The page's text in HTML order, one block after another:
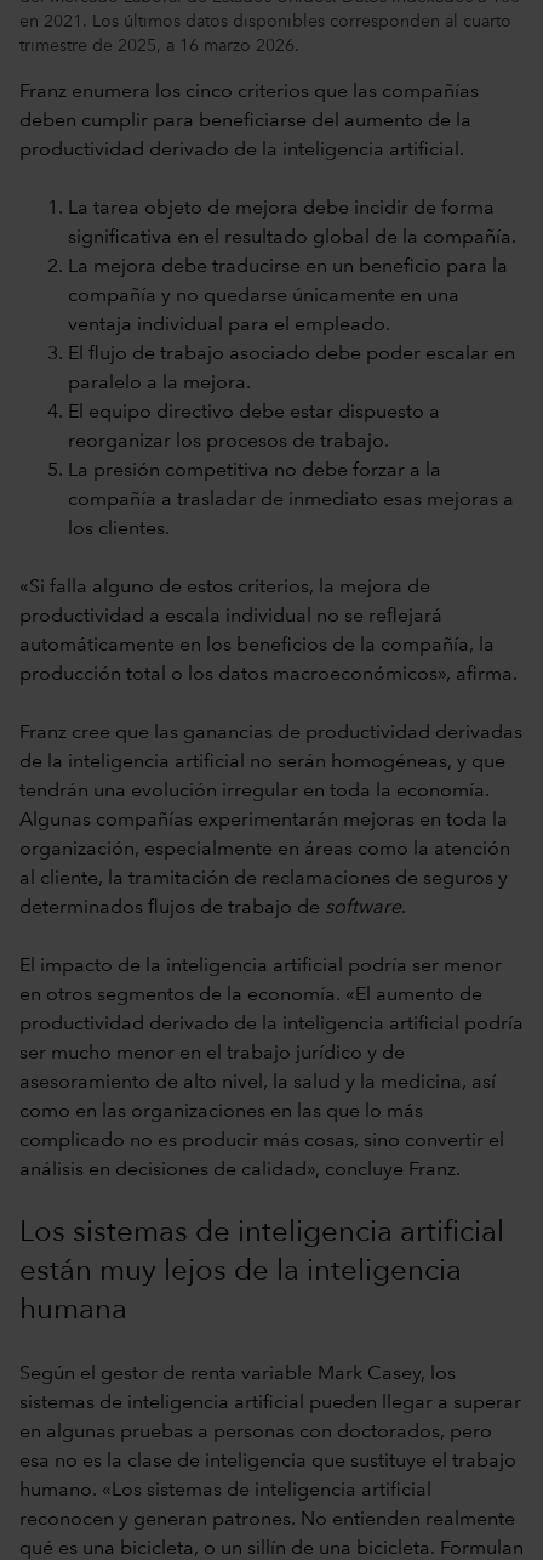
en 2021. Los últimos datos disponibles corresponden al cuarto
trimestre de 2025, a 16 marzo 2026.
Franz enumera los cinco criterios que las compañías
deben cumplir para beneficiarse del aumento de la
productividad derivado de la inteligencia artificial.
La tarea objeto de mejora debe incidir de forma
significativa en el resultado global de la compañía.
La mejora debe traducirse en un beneficio para la
compañía y no quedarse únicamente en una
ventaja individual para el empleado.
El flujo de trabajo asociado debe poder escalar en
paralelo a la mejora.
El equipo directivo debe estar dispuesto a
reorganizar los procesos de trabajo.
La presión competitiva no debe forzar a la
compañía a trasladar de inmediato esas mejoras a
los clientes.
«Si falla alguno de estos criterios, la mejora de
productividad a escala individual no se reflejará
automáticamente en los beneficios de la compañía, la
producción total o los datos macroeconómicos», afirma.
Franz cree que las ganancias de productividad derivadas
de la inteligencia artificial no serán homogéneas, y que
tendrán una evolución irregular en toda la economía.
Algunas compañías experimentarán mejoras en toda la
organización, especialmente en áreas como la atención
al cliente, la tramitación de reclamaciones de seguros y
determinados flujos de trabajo de software.
El impacto de la inteligencia artificial podría ser menor
en otros segmentos de la economía. «El aumento de
productividad derivado de la inteligencia artificial podría
ser mucho menor en el trabajo jurídico y de
asesoramiento de alto nivel, la salud y la medicina, así
como en las organizaciones en las que lo más
complicado no es producir más cosas, sino convertir el
análisis en decisiones de calidad», concluye Franz.
Los sistemas de inteligencia artificial
están muy lejos de la inteligencia
humana
Según el gestor de renta variable Mark Casey, los
sistemas de inteligencia artificial pueden llegar a superar
en algunas pruebas a personas con doctorados, pero
esa no es la clase de inteligencia que sustituye el trabajo
humano. «Los sistemas de inteligencia artificial
reconocen y generan patrones. No entienden realmente
qué es una bicicleta, o un sillín de una bicicleta. Formulan